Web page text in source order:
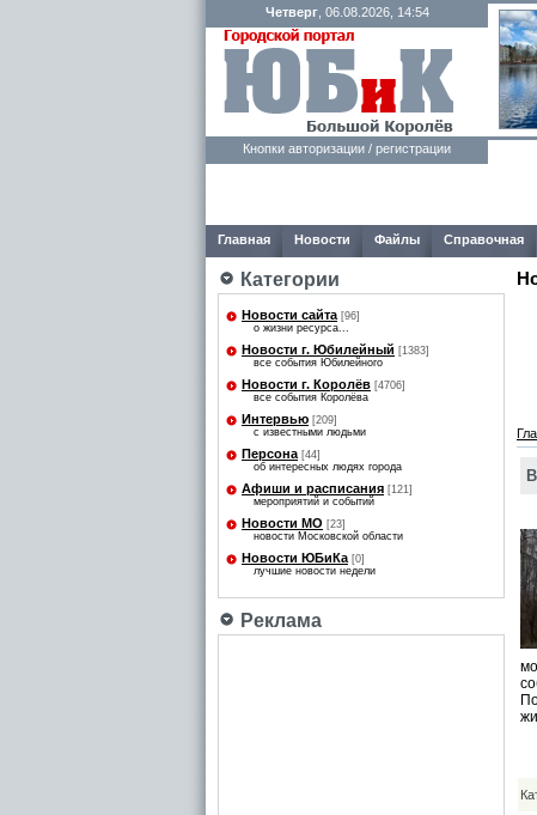
Четверг, 06.08.2026, 14:54
Кнопки авторизации / регистрации
Главная Новости Файлы Справочная
Категории
Новости сайта [96]
о жизни ресурса...
Новости г. Юбилейный [1383]
все события Юбилейного
Новости г. Королёв [4706]
все события Королёва
Интервью [209]
с известными людьми
Персона [44]
об интересных людях города
Афиши и расписания [121]
мероприятий и событий
Новости МО [23]
новости Московской области
Новости ЮБиКа [0]
лучшие новости недели
Реклама